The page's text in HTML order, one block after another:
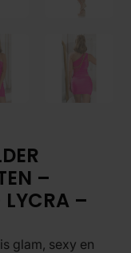
–
LYCRA –
glam, sexy en